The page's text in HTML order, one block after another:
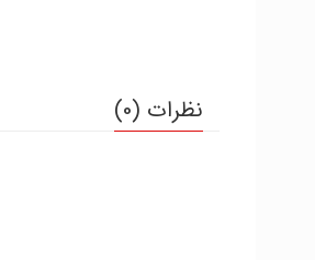
نظرات (0)